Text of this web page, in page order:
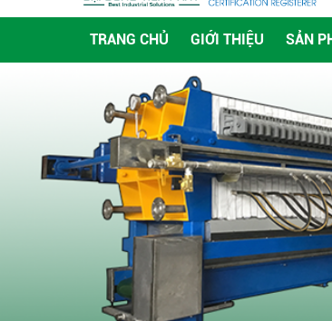
TRANG CHỦ GIỚI THIỆU SẢN